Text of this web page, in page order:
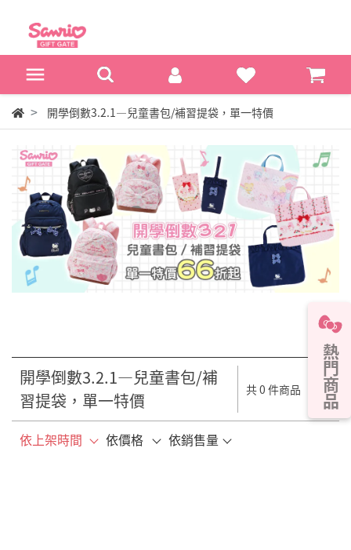
熱門商品
開學倒數3.2.1—兒童書包/補習提袋，單一特價
開學倒數3.2.1—兒童書包/補
習提袋，單一特價
共 0 件商品
依上架時間 依價格 依銷售量